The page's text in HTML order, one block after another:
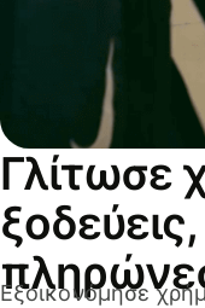
Γλίτωσε
Εξοικονόμησε